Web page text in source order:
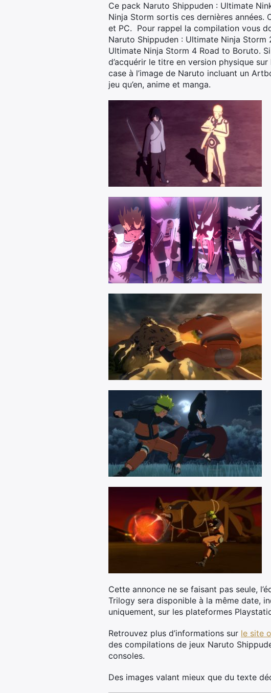
Ce pack Naruto Shippuden : Ultimate
Ninja Storm sortis ces dernières
et PC. Pour rappel la compilation vous
Naruto Shippuden : Ultimate Ninja
Ultimate Ninja Storm 4 Road to Boruto.
d’acquérir le titre en version physique
case à l’image de Naruto incluant un
jeu qu’en, anime et manga.
Cette annonce ne se faisant pas seule,
Trilogy sera disponible à la même date,
uniquement, sur les plateformes
Retrouvez plus d’informations sur le site
des compilations de jeux Naruto
consoles.
Des images valant mieux que du texte